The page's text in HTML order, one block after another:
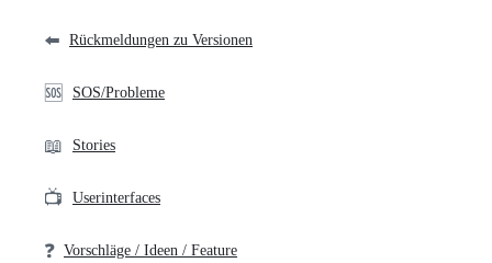
⬅️ Rückmeldungen zu Versionen
🆘 SOS/Probleme
📖 Stories
📺 Userinterfaces
❓ Vorschläge / Ideen / Feature